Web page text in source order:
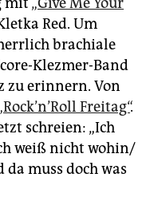
mit „Give Me Your
Red. Um
brachiale
Klezmer-Band
zu erinnern. Von
Freitag“.
schreien: „Ich
weiß nicht wohin/
muss doch was